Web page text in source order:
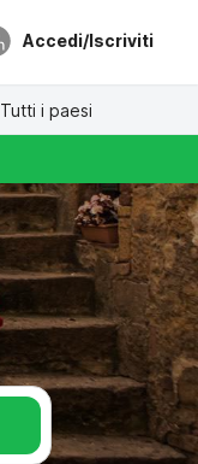
Accedi/Iscriviti
Tutti i paesi